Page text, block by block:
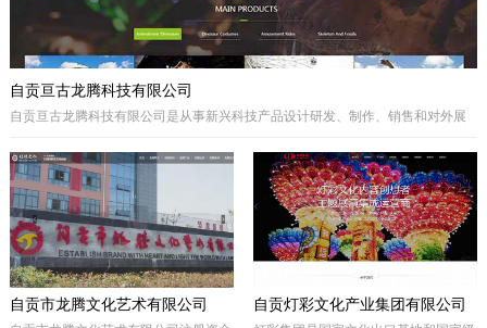
自贡亘古龙腾科技有限公司
自贡亘古龙腾科技有限公司是从事新兴科技产品设计研发、制作、销售和对外展
架、仿真远古植物、埋藏挖掘现场和行走恐龙服等仿真产品，现已成为行业内的
领军企业。
自贡灯彩文化产业集团有限公司
自贡市龙腾文化艺术有限公司